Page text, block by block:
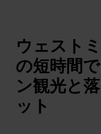
ウェスト
の短時間
ン観光と
ット